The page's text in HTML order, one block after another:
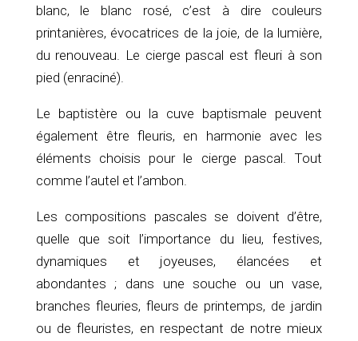
blanc, le blanc rosé, c’est à dire couleurs
printanières, évocatrices de la joie, de la lumière,
du renouveau. Le cierge pascal est fleuri à son
pied (enraciné).
Le baptistère ou la cuve baptismale peuvent
également être fleuris, en harmonie avec les
éléments choisis pour le cierge pascal. Tout
comme l’autel et l’ambon.
Les compositions pascales se doivent d’être,
quelle que soit l’importance du lieu, festives,
dynamiques et joyeuses, élancées et
abondantes ; dans une souche ou un vase,
branches fleuries, fleurs de printemps, de jardin
ou de fleuristes, en respectant de notre mieux